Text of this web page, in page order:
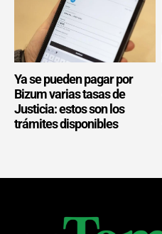
Ya se pueden pagar por
Bizum varias tasas de
Justicia: estos son los
trámites disponibles